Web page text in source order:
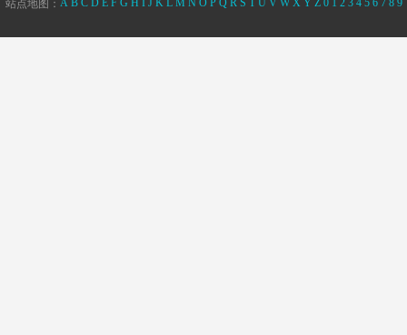
站点地图： A B C D E F G H I J K L M N O P Q R S T U V W X Y Z 0 1 2 3 4 5 6 7 8 9